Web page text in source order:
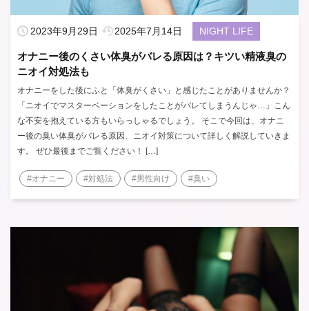
2023年9月29日 2025年7月14日 NIGHT LIFE
オナニー後のくさい体臭がバレる原因は？キツい精液臭の
ニオイ対処法も
オナニーをした後にふと「体臭がくさい」と感じたことがありませんか？
「ニオイでマスターベーションをしたことがバレてしまうんじゃ…」こん
な不安を抱えている方もいらっしゃるでしょう。 そこで今回は、オナニ
ー後の臭い体臭がバレる原因、ニオイ対策について詳しく解説していきま
す。 ぜひ最後までご覧ください！ […]
#オナニー #対処法 #男性向け #臭い